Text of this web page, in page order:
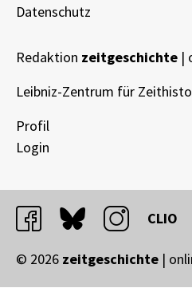
Datenschutz
Redaktion zeitgeschichte |
Leibniz-Zentrum für
Profil
Login
facebookbluesky instagram
CLIO
© 2026 zeitgeschichte |